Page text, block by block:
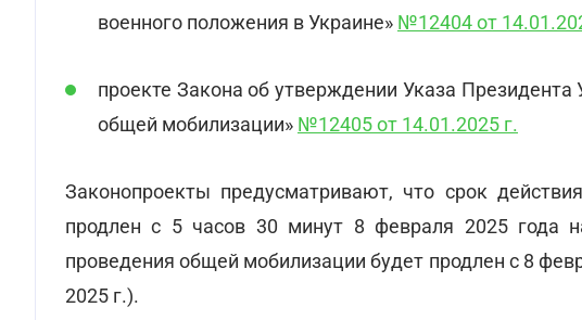
военного положения в Украине» №12404 от
проекте Закона об утверждении Указа
общей мобилизации» №12405 от 14.01.2025 г.
Законопроекты предусматривают, что срок
продлен с 5 часов 30 минут 8 февраля 2025 года
проведения общей мобилизации будет продлен с 8
2025 г.).